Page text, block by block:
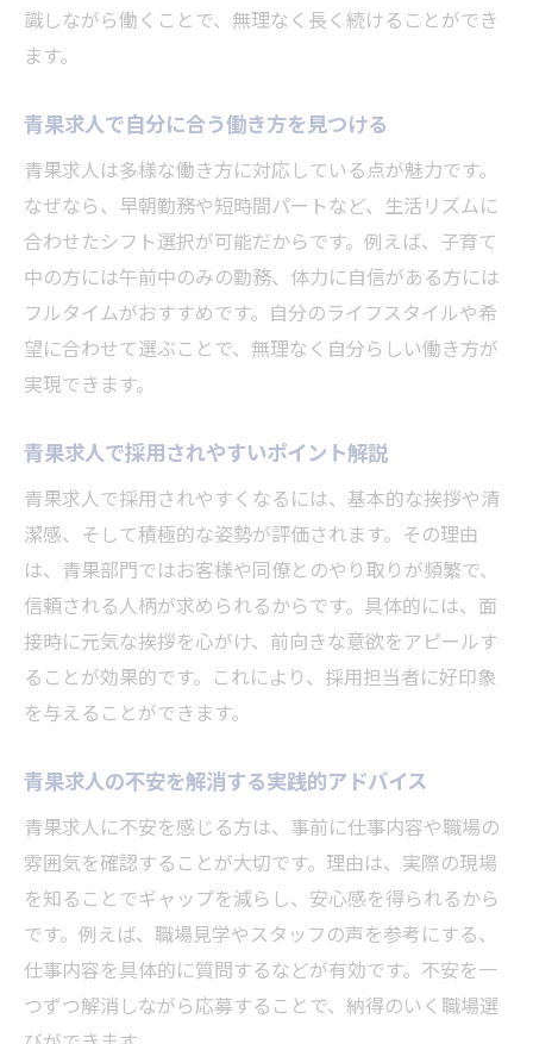
識しながら働くことで、無理なく長く続けることができ
ます。
青果求人で自分に合う働き方を見つける
青果求人は多様な働き方に対応している点が魅力です。
なぜなら、早朝勤務や短時間パートなど、生活リズムに
合わせたシフト選択が可能だからです。例えば、子育て
中の方には午前中のみの勤務、体力に自信がある方には
フルタイムがおすすめです。自分のライフスタイルや希
望に合わせて選ぶことで、無理なく自分らしい働き方が
実現できます。
青果求人で採用されやすいポイント解説
青果求人で採用されやすくなるには、基本的な挨拶や清
潔感、そして積極的な姿勢が評価されます。その理由
は、青果部門ではお客様や同僚とのやり取りが頻繁で、
信頼される人柄が求められるからです。具体的には、面
接時に元気な挨拶を心がけ、前向きな意欲をアピールす
ることが効果的です。これにより、採用担当者に好印象
を与えることができます。
青果求人の不安を解消する実践的アドバイス
青果求人に不安を感じる方は、事前に仕事内容や職場の
雰囲気を確認することが大切です。理由は、実際の現場
を知ることでギャップを減らし、安心感を得られるから
です。例えば、職場見学やスタッフの声を参考にする、
仕事内容を具体的に質問するなどが有効です。不安を一
つずつ解消しながら応募することで、納得のいく職場選